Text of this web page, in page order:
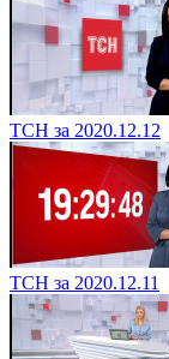
ТСН за 2020.12.12
ТСН за 2020.12.11